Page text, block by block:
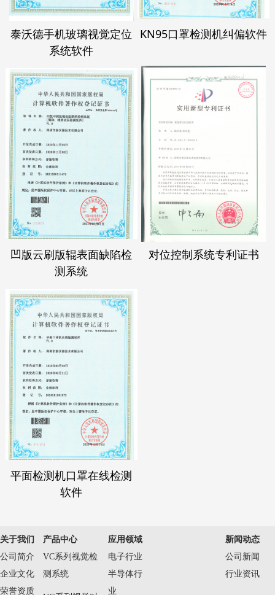
泰沃德手机玻璃视觉定位
系统软件
KN95口罩检测机纠偏软件
凹版云刷版辊表面缺陷检
测系统
对位控制系统专利证书
平面检测机口罩在线检测
软件
关于我们
公司简介
企业文化
荣誉资质
产品中心
VC系列视觉检
测系统
应用领域
电子行业
半导体行
业
新闻动态
公司新闻
行业资讯